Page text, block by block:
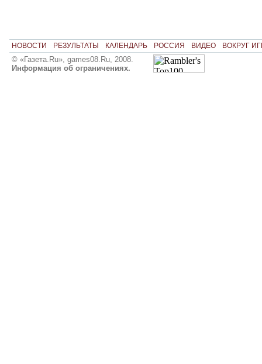
НОВОСТИ РЕЗУЛЬТАТЫ КАЛЕНДАРЬ РОССИЯ ВИДЕО ВОКРУГ
© «Газета.Ru», games08.Ru, 2008.
Информация об ограничениях.